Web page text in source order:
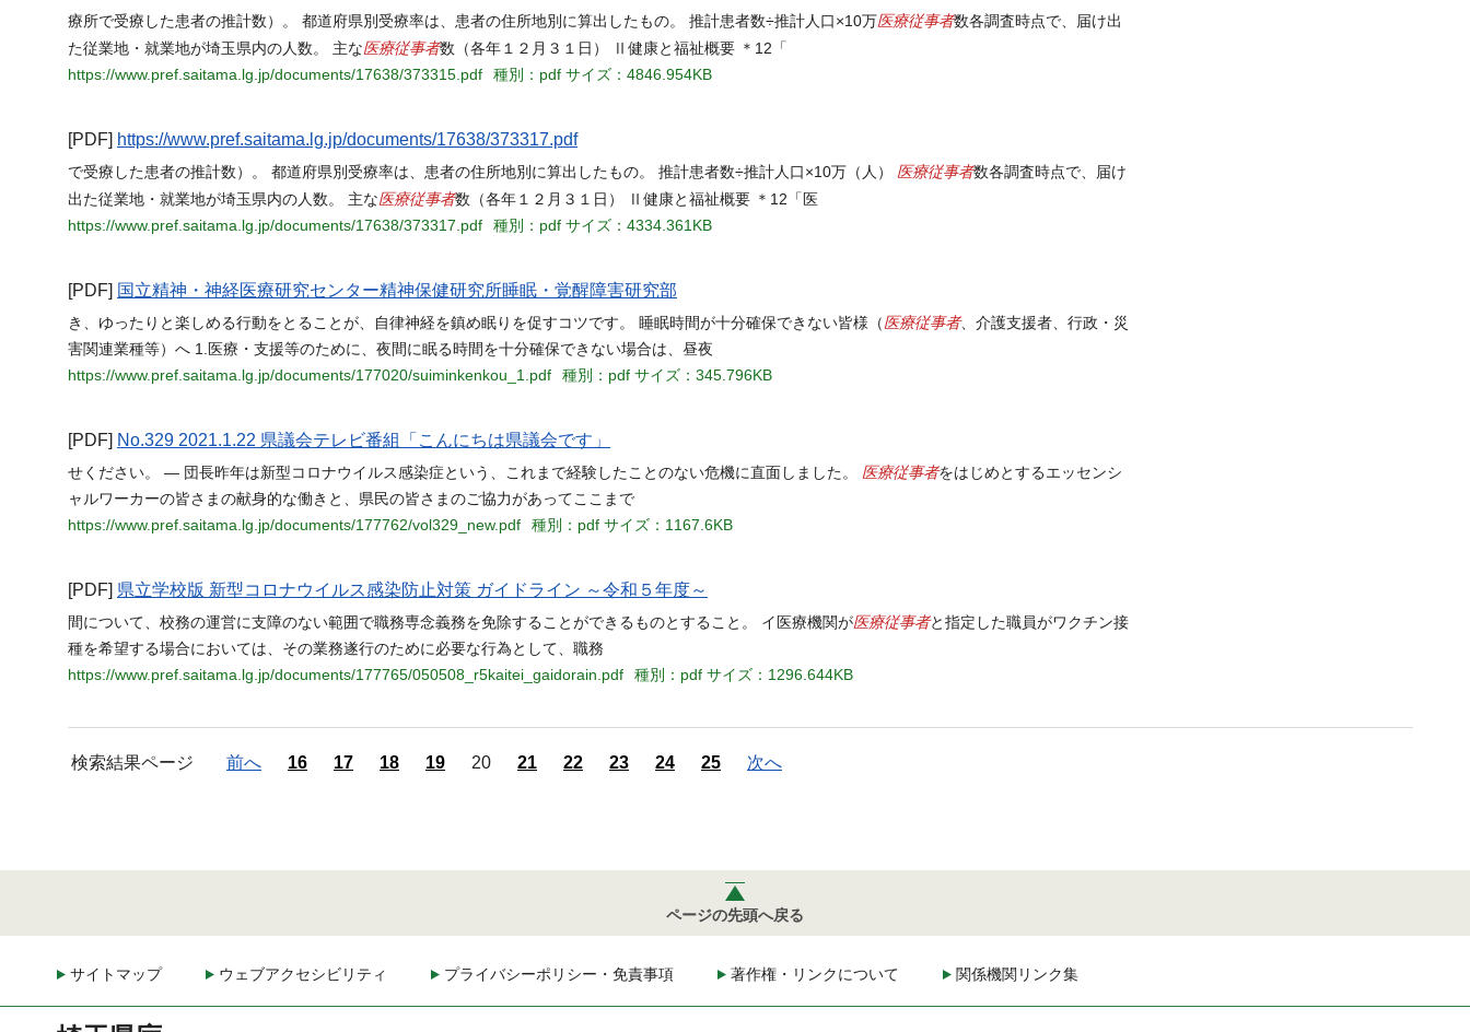
療所で受療した患者の推計数）。 都道府県別受療率は、患者の住所地別に算出したもの。 推計患者数÷推計人口×10万医療従事者数各調査時点で、届け出
た従業地・就業地が埼玉県内の人数。 主な医療従事者数（各年１２月３１日） Ⅱ健康と福祉概要 ＊12「
https://www.pref.saitama.lg.jp/documents/17638/373315.pdf
種別：pdf サイズ：4846.954KB
[PDF] https://www.pref.saitama.lg.jp/documents/17638/373317.pdf
で受療した患者の推計数）。 都道府県別受療率は、患者の住所地別に算出したもの。 推計患者数÷推計人口×10万（人） 医療従事者数各調査時点で、届け
出た従業地・就業地が埼玉県内の人数。 主な医療従事者数（各年１２月３１日） Ⅱ健康と福祉概要 ＊12「医
https://www.pref.saitama.lg.jp/documents/17638/373317.pdf
種別：pdf サイズ：4334.361KB
[PDF] 国立精神・神経医療研究センター精神保健研究所睡眠・覚醒障害研究部
き、ゆったりと楽しめる行動をとることが、自律神経を鎮め眠りを促すコツです。 睡眠時間が十分確保できない皆様（ 医療従事者、介護支援者、行政・災
害関連業種等）へ 1.医療・支援等のために、夜間に眠る時間を十分確保できない場合は、昼夜
https://www.pref.saitama.lg.jp/documents/177020/suiminkenkou_1.pdf
種別：pdf サイズ：345.796KB
[PDF] No.329 2021.1.22 県議会テレビ番組「こんにちは県議会です」
せください。 ― 団長昨年は新型コロナウイルス感染症という、これまで経験したことのない危機に直面しました。 医療従事者をはじめとするエッセンシ
ャルワーカーの皆さまの献身的な働きと、県民の皆さまのご協力があってここまで
https://www.pref.saitama.lg.jp/documents/177762/vol329_new.pdf
種別：pdf サイズ：1167.6KB
[PDF] 県立学校版 新型コロナウイルス感染防止対策 ガイドライン ～令和５年度～
間について、校務の運営に支障のない範囲で職務専念義務を免除することができるものとすること。 イ医療機関が医療従事者と指定した職員がワクチン接
種を希望する場合においては、その業務遂行のために必要な行為として、職務
https://www.pref.saitama.lg.jp/documents/177765/050508_r5kaitei_gaidorain.pdf
種別：pdf サイズ：1296.644KB
検索結果ページ 前へ 16 17 18 19 20 21 22 23 24 25 次へ
ページの先頭へ戻る
サイトマップ ウェブアクセシビリティ プライバシーポリシー・免責事項 著作権・リンクについて 関係機関リンク集